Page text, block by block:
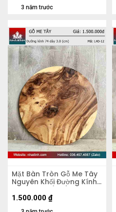
3 năm trước
Mặt Bàn Tròn Gỗ Me Tây
Nguyên Khối Đường Kính
74 Dày 3.8 (cm)
1.500.000 ₫